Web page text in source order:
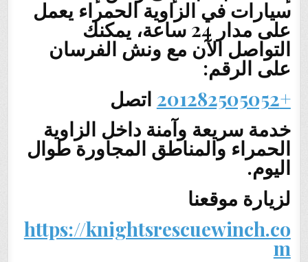
سيارات في الزاوية الحمراء يعمل
على مدار 24 ساعة، يمكنك
التواصل الآن مع ونش الفرسان
على الرقم:
+201282505052
اتصل
خدمة سريعة وآمنة داخل الزاوية
الحمراء والمناطق المجاورة طوال
اليوم.
لزيارة موقعنا
https://knightsrescuewinch.co
m